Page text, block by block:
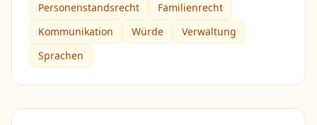
Personenstandsrecht
Familienrecht
Kommunikation
Würde
Verwaltung
Sprachen